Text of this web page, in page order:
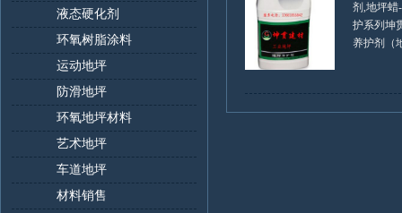
液态硬化剂
环氧树脂涂料
运动地坪
防滑地坪
环氧地坪材料
艺术地坪
车道地坪
材料销售
剂,地坪蜡
护系列坤
养护剂（